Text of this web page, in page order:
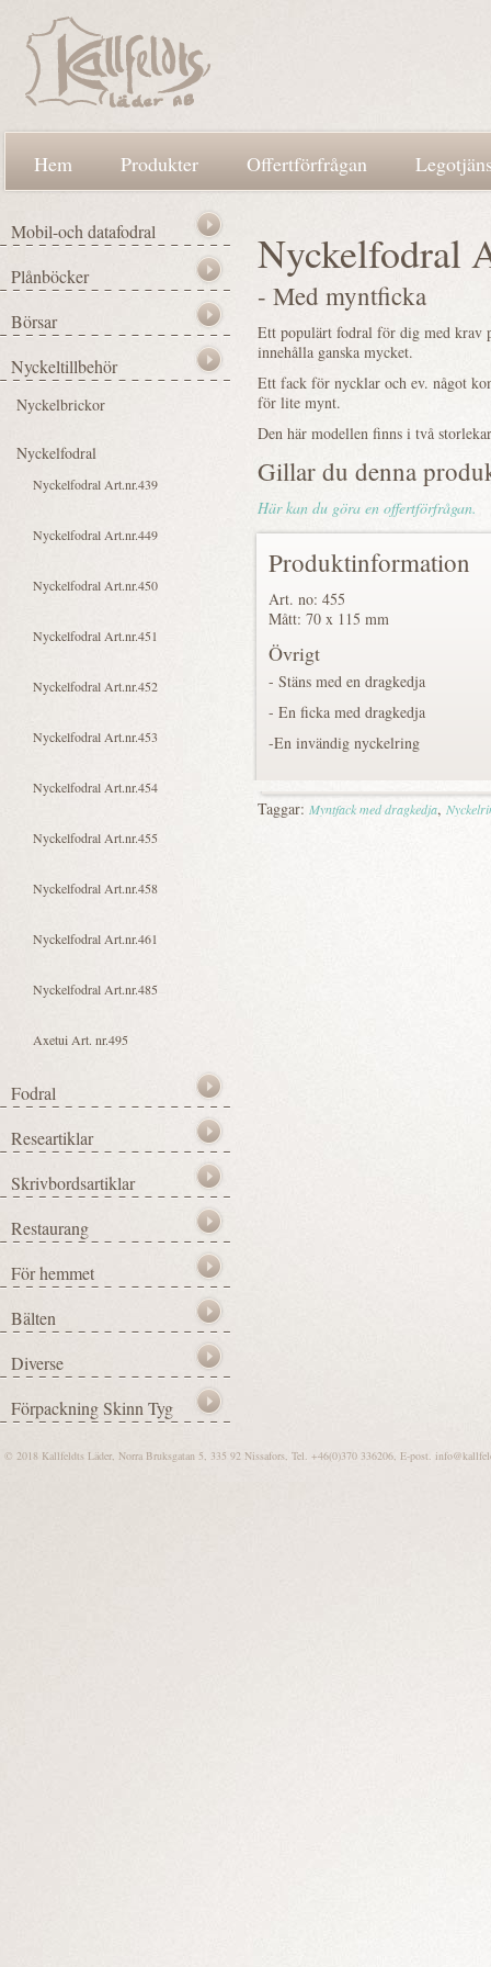
Hem Produkter Offertförfrågan
Nyckelfodral
- Med myntficka
Ett populärt fodral för dig med krav
innehålla ganska mycket.
Ett fack för nycklar och ev. något
för lite mynt.
Den här modellen finns i två
Gillar du denna
Här kan du göra en offertförfrågan.
Produktinformation
Art. no: 455
Mått: 70 x 115 mm
Övrigt
- Stäns med en dragkedja
- En ficka med dragkedja
-En invändig nyckelring
Taggar: Myntfack med dragkedja,
© 2018 Kallfeldts Läder, Norra Bruksgatan 5, 335 92 Nissafors, Tel. +46(0)370 336206, E-post.